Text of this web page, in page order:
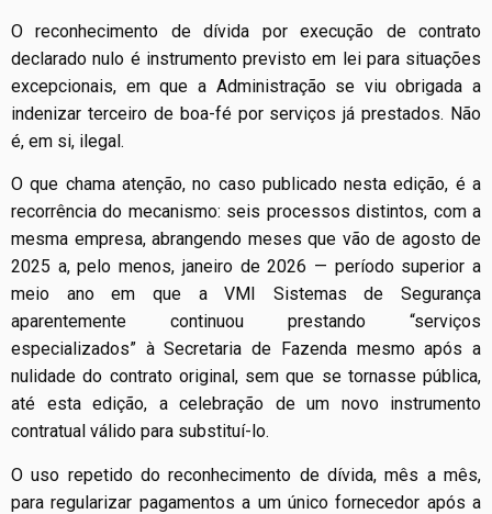
O reconhecimento de dívida por execução de contrato
declarado nulo é instrumento previsto em lei para situações
excepcionais, em que a Administração se viu obrigada a
indenizar terceiro de boa-fé por serviços já prestados. Não
é, em si, ilegal.
O que chama atenção, no caso publicado nesta edição, é a
recorrência do mecanismo: seis processos distintos, com a
mesma empresa, abrangendo meses que vão de agosto de
2025 a, pelo menos, janeiro de 2026 — período superior a
meio ano em que a VMI Sistemas de Segurança
aparentemente continuou prestando “serviços
especializados” à Secretaria de Fazenda mesmo após a
nulidade do contrato original, sem que se tornasse pública,
até esta edição, a celebração de um novo instrumento
contratual válido para substituí-lo.
O uso repetido do reconhecimento de dívida, mês a mês,
para regularizar pagamentos a um único fornecedor após a